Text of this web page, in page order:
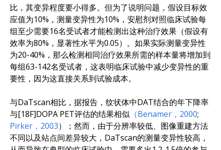
比，其变异程度要小得多。但为了说明问题，假设目标效
应值为10%，测量变异性为10%，安慰剂对照临床试验每
组至少需要16名受试者才能检测出这种治疗效果（假设有
效率为80%，显著性水平为0.05）。如果实际测量变异性
为20-40%，那么检测相同治疗效果所需的样本量将增加到
每组63-142名受试者，这表明临床试验中减少变异性的重
要性，因为这直接关系到试验成本。
与DaTscan相比，据报告，纹状体中DAT结合的年下降率
与[18F]DOPA PET评估的结果相似 （Benamer，2000;
Pirker，2003）；然而，由于分辨率较低、图像重建方法
不同以及站点间差异较大，DaTscan的测量变异性较高，